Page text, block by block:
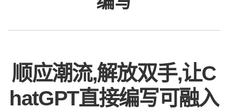
顺应潮流,解放双手,让C
hatGPT直接编写可融入